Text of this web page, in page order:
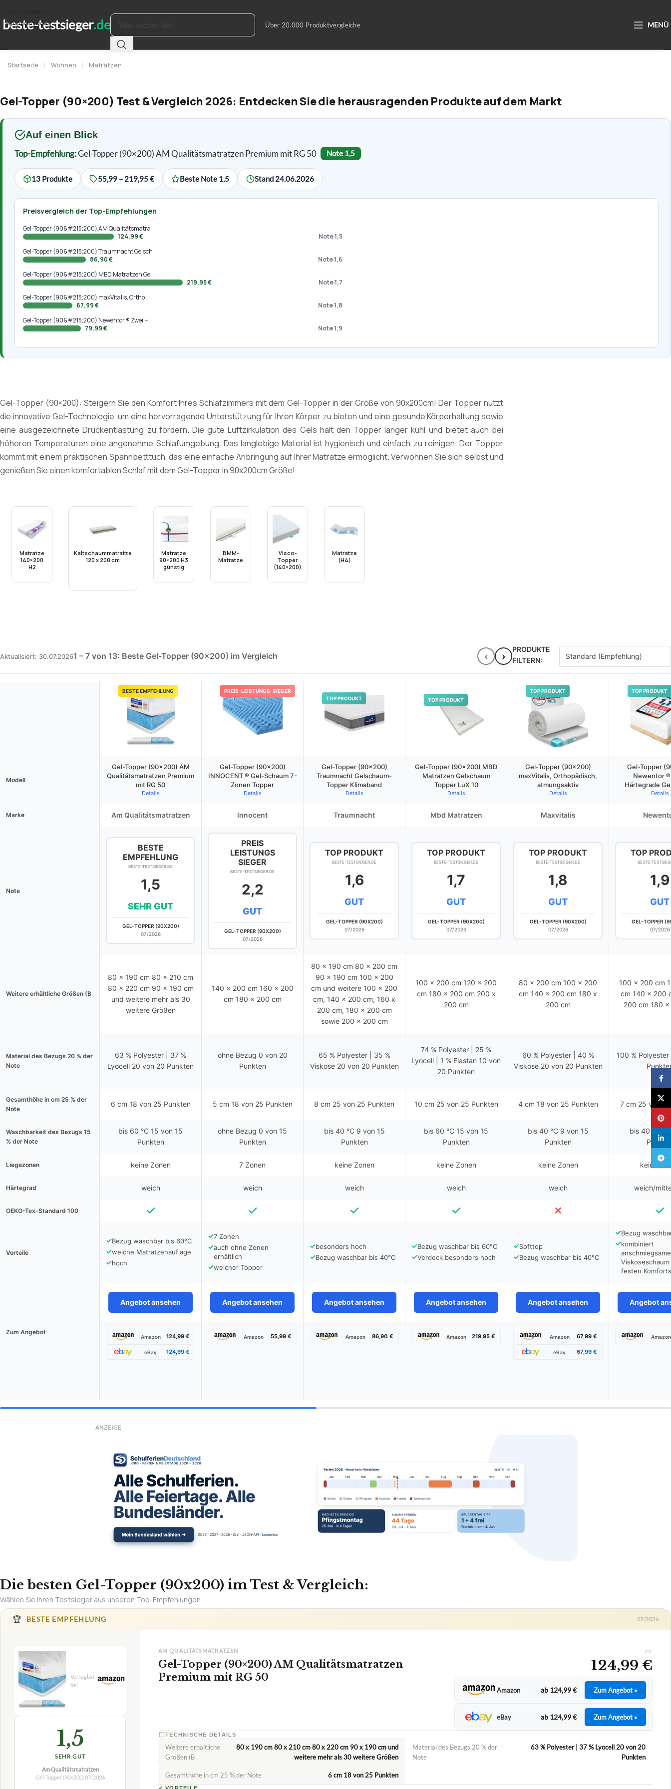
Skip to main content
Startseite | Wohnen | Matratzen
Gel-Topper (90×200) Test & Vergleich 2026: Entdecken Sie die herausragenden Produkte auf dem Markt
Auf einen Blick
Top-Empfehlung:Gel-Topper (90×200) AM Qualitätsmatratzen Premium mit RG 50 Note 1,5
13 Produkte 55,99 – 219,95 € Beste Note 1,5 Stand 24.06.2026
Preisvergleich der Top-Empfehlungen
Gel-Topper (90&#215;200) AM Qualitätsmatra
124,99 €
Note 1,5
Gel-Topper (90&#215;200) Traumnacht Gelsch
86,90 €
Note 1,6
Gel-Topper (90&#215;200) MBD Matratzen Gel
219,95 €
Note 1,7
Gel-Topper (90&#215;200) maxVitalis, Ortho
67,99 €
Note 1,8
Gel-Topper (90&#215;200) Newentor ® Zwei H
79,99 €
Note 1,9
Gel-Topper (90×200): Steigern Sie den Komfort Ihres Schlafzimmers mit dem Gel-Topper in der Größe von 90x200cm! Der Topper nutzt
die innovative Gel-Technologie, um eine hervorragende Unterstützung für Ihren Körper zu bieten und eine gesunde Körperhaltung sowie
eine ausgezeichnete Druckentlastung zu fördern. Die gute Luftzirkulation des Gels hält den Topper länger kühl und bietet auch bei
höheren Temperaturen eine angenehme Schlafumgebung. Das langlebige Material ist hygienisch und einfach zu reinigen. Der Topper
kommt mit einem praktischen Spannbetttuch, das eine einfache Anbringung auf Ihrer Matratze ermöglicht. Verwöhnen Sie sich selbst und
genießen Sie einen komfortablen Schlaf mit dem Gel-Topper in 90x200cm Größe!
Matratze
140×200
H2
Kaltschaummatratze
120 x 200 cm
Matratze
90×200 H3
günstig
BMM-
Matratze
Visco-
Topper
(140×200)
Matratze
(H4)
Aktualisiert: 30.07.20261 – 7 von 13: Beste Gel-Topper (90x200) im Vergleich ‹ ›
PRODUKTE
FILTERN:
BESTE EMPFEHLUNG
PREIS-LEISTUNGS-SIEGER
TOP PRODUKT
TOP PRODUKT
TOP PRODUKT TOP PRODUKT
Modell
Gel-Topper (90×200) AM
Qualitätsmatratzen Premium
mit RG 50
Details
Gel-Topper (90×200)
INNOCENT ® Gel-Schaum 7-
Zonen Topper
Details
Gel-Topper (90×200)
Traumnacht Gelschaum-
Topper Klimaband
Details
Gel-Topper (90×200) MBD
Matratzen Gelschaum
Topper LuX 10
Details
Gel-Topper (90×200)
maxVitalis, Orthopädisch,
atmungsaktiv
Details
Gel-Topper
Newentor
Härtegrade
Details
Marke Am Qualitätsmatratzen Innocent Traumnacht Mbd Matratzen Maxvitalis
Note
BESTE
EMPFEHLUNG
BESTE-TESTSIEGER.DE
1,5
SEHR GUT
GEL-TOPPER (90X200)
07/2026
PREIS
LEISTUNGS
SIEGER
BESTE-TESTSIEGER.DE
2,2
GUT
GEL-TOPPER (90X200)
07/2026
TOP PRODUKT
BESTE-TESTSIEGER.DE
1,6
GUT
GEL-TOPPER (90X200)
07/2026
TOP PRODUKT
BESTE-TESTSIEGER.DE
1,7
GUT
GEL-TOPPER (90X200)
07/2026
TOP PRODUKT
BESTE-TESTSIEGER.DE
1,8
GUT
GEL-TOPPER (90X200)
07/2026
TOP
BESTE-
1,9
GUT
GEL-TOPPER
07/2026
Weitere erhältliche Größen (B
80 x 190 cm 80 x 210 cm
80 x 220 cm 90 x 190 cm
und weitere mehr als 30
weitere Größen
140 x 200 cm 160 x 200
cm 180 x 200 cm
80 x 190 cm 80 x 200 cm
90 x 190 cm 100 x 200
cm und weitere 100 x 200
cm, 140 x 200 cm, 160 x
200 cm, 180 x 200 cm
sowie 200 x 200 cm
100 x 200 cm 120 x 200
cm 180 x 200 cm 200 x
200 cm
80 x 200 cm 100 x 200
cm 140 x 200 cm 180 x
200 cm
100 x 200 cm
cm 140 x 200
200 cm 180
Material des Bezugs 20 % der
Note
63 % Polyester | 37 %
Lyocell 20 von 20 Punkten
ohne Bezug 0 von 20
Punkten
65 % Polyester | 35 %
Viskose 20 von 20 Punkten
74 % Polyester | 25 %
Lyocell | 1 % Elastan 10 von
20 Punkten
60 % Polyester | 40 %
Viskose 20 von 20 Punkten
100 %
Gesamthöhe in cm 25 % der
Note
6 cm 18 von 25 Punkten 5 cm 18 von 25 Punkten 8 cm 25 von 25 Punkten 10 cm 25 von 25 Punkten 4 cm 18 von 25 Punkten 7 cm 25 von
Waschbarkeit des Bezugs 15
% der Note
bis 60 °C 15 von 15
Punkten
ohne Bezug 0 von 15
Punkten
bis 40 °C 9 von 15
Punkten
bis 60 °C 15 von 15
Punkten
bis 40 °C 9 von 15
Punkten
bis 40 °C 9
Liegezonen keine Zonen 7 Zonen keine Zonen keine Zonen keine Zonen keine
Härtegrad weich weich weich weich weich weich/
OEKO-Tex-Standard 100
Vorteile
✓Bezug waschbar bis 60°C
✓weiche Matratzenauflage
✓hoch
✓7 Zonen
✓auch ohne Zonen
erhältlich
✓weicher Topper
✓besonders hoch
✓Bezug waschbar bis 40°C
✓Bezug waschbar bis 60°C
✓Verdeck besonders hoch
✓Softtop
✓Bezug waschbar bis 40°C
✓Bezug
✓kombiniert
festen
Angebot ansehen Angebot ansehen Angebot ansehen Angebot ansehen Angebot ansehen Angebot
Zum Angebot
Amazon 124,99 €
eBay 124,99 €
Amazon 55,99 € Amazon 86,90 € Amazon 219,95 € Amazon 67,99 €
eBay 67,99 €
Amazon
ANZEIGE
Die besten Gel-Topper (90x200) im Test & Vergleich:
Wählen Sie Ihren Testsieger aus unseren Top-Empfehlungen.
🏆 BESTE EMPFEHLUNG 07/2026
1,5
SEHR GUT
Am Qualitätsmatratzen
Gel-Topper (90x200)07/2026
AM QUALITÄTSMATRATZEN
Gel-Topper (90×200) AM Qualitätsmatratzen
Premium mit RG 50
ca.
124,99 €
Amazon ab 124,99 € Zum Angebot »
eBay ab 124,99 € Zum Angebot »
TECHNISCHE DETAILS
Weitere erhältliche
Größen (B
80 x 190 cm 80 x 210 cm 80 x 220 cm 90 x 190 cm und
weitere mehr als 30 weitere Größen
Material des Bezugs 20 % der
Note
63 % Polyester | 37 % Lyocell 20 von 20
Punkten
Gesamthöhe in cm 25 % der Note 6 cm 18 von 25 Punkten
✓ VORTEILE